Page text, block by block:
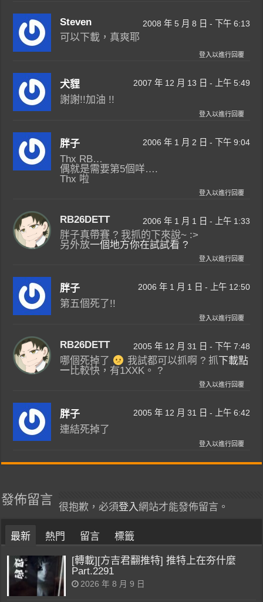
Steven 2008 年 5 月 8 日 - 下午 6:13
可以下載，真爽耶
登入以進行回覆
犬貍 2007 年 12 月 13 日 - 上午 5:49
謝謝!!加油 !!
登入以進行回覆
胖子 2006 年 1 月 2 日 - 下午 9:04
Thx RB…
偶就是需要第5個咩….
Thx 啦
登入以進行回覆
RB26DETT 2006 年 1 月 1 日 - 上午 1:33
胖子真帶賽 ? 我抓的下來說~ :>
另外放一個地方你在試試看 ?
登入以進行回覆
胖子 2006 年 1 月 1 日 - 上午 12:50
第五個死了!!
登入以進行回覆
RB26DETT 2005 年 12 月 31 日 - 下午 7:48
哪個死掉了 我試都可以抓啊 ? 抓 下載點
一比較快，有1XXK。 ?
登入以進行回覆
胖子 2005 年 12 月 31 日 - 上午 6:42
連結死掉了
登入以進行回覆
發佈留言
很抱歉，必須登入網站才能發佈留言。
最新 熱門 留言 標籤
[轉載][方吉君翻推特] 推特上在夯什麼
Part.2291
2026 年 8 月 9 日